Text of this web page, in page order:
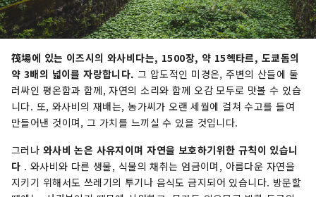
筏場에 있는 이즈시의 와사비다는, 1500장, 약 15헥타르, 도쿄돔의
약 3배의 넓이를 자랑합니다. 그 압도적인 미경은, 주변의 산들에 둘
러싸인 평온함과 함께, 자연의 소리와 함께 오감 모두로 맛볼 수 있습
니다. 또, 와사비의 재배는, 농가씨가 오랜 세월에 걸쳐 수고를 들여
만들어낸 것이며, 그 가치를 느끼실 수 있을 것입니다.
그러나 와사비 논은 사유지이며 자연을 보호하기위한 규칙이 있습니
다 . 와사비와 다른 생물, 식물의 채취는 엄금이며, 아름다운 자연을
지키기 위해서도 쓰레기의 투기나 음식도 금지되어 있습니다. 방문할